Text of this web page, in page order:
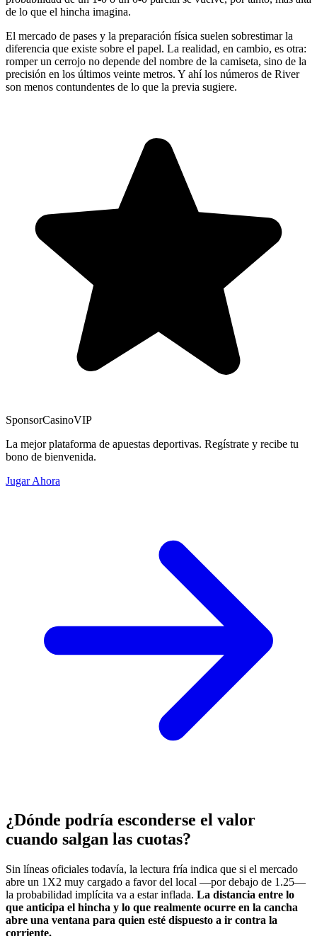
de lo que el hincha imagina.
El mercado de pases y la preparación física suelen sobrestimar la
diferencia que existe sobre el papel. La realidad, en cambio, es otra:
romper un cerrojo no depende del nombre de la camiseta, sino de la
precisión en los últimos veinte metros. Y ahí los números de River
son menos contundentes de lo que la previa sugiere.
SponsorCasinoVIP
La mejor plataforma de apuestas deportivas. Regístrate y recibe tu
bono de bienvenida.
Jugar Ahora
¿Dónde podría esconderse el valor
cuando salgan las cuotas?
Sin líneas oficiales todavía, la lectura fría indica que si el mercado
abre un 1X2 muy cargado a favor del local —por debajo de 1.25—
la probabilidad implícita va a estar inflada. La distancia entre lo
que anticipa el hincha y lo que realmente ocurre en la cancha
abre una ventana para quien esté dispuesto a ir contra la
corriente.